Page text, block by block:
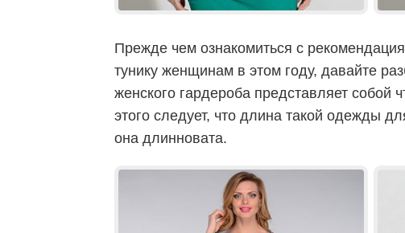
Прежде чем ознакомиться с
тунику женщинам в этом году, давайте
женского гардероба представляет собой
этого следует, что длина такой одежды
она длинновата.